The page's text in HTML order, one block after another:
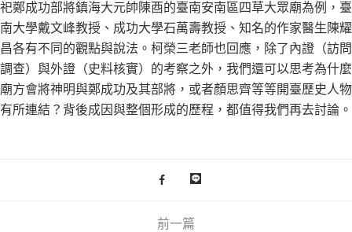
祀鄭成功部將鎮海大元帥陳酉的臺南安南區四草大眾廟為例，臺
南大學戴文峰教授、成功大學石萬壽教授、知名的作家醫生陳耀
昌各有不同的觀點與說法。柯榮三老師也回應，除了內證（訪問
調查）與外證（史料核實）的考察之外，我們還可以思考為什麼
廟方會將神明與鄭成功及其部將，或者顏思齊等等開臺歷史人物
有所連結？背後成因與整個形成的歷程，都值得我們再去討論。
前一篇